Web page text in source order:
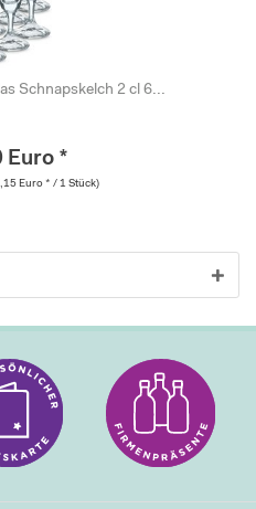
Schnapskelch 2 cl 6...
Euro *
Euro * / 1 Stück)